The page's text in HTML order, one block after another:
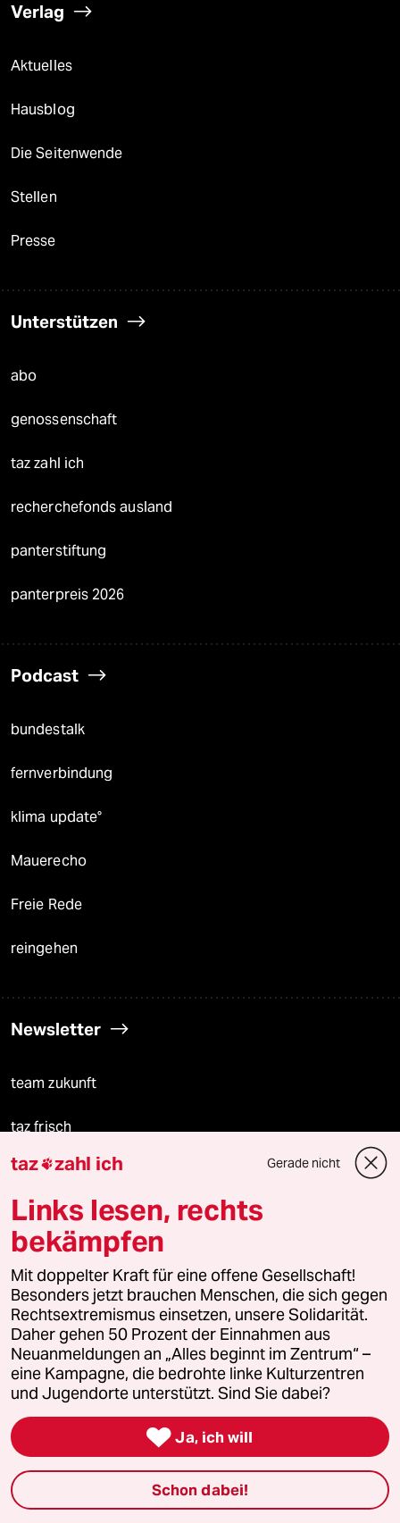
Verlag
Aktuelles
Hausblog
Die Seitenwende
Stellen
Presse
Unterstützen
abo
genossenschaft
taz zahl ich
recherchefonds ausland
panterstiftung
panterpreis 2026
Podcast
bundestalk
fernverbindung
klima update°
Mauerecho
Freie Rede
reingehen
Newsletter
team zukunft
taz frisch
taz zahl ich
taz lab Infobrief
Veranstaltungen
Demnächst
Vor Ort
Live im Stream
Vergangene
taz zahl ich Gerade nicht
Links lesen, rechts
bekämpfen
Mit doppelter Kraft für eine offene Gesellschaft!
Besonders jetzt brauchen Menschen, die sich gegen
Rechtsextremismus einsetzen, unsere Solidarität.
Daher gehen 50 Prozent der Einnahmen aus
Neuanmeldungen an „Alles beginnt im Zentrum“ –
eine Kampagne, die bedrohte linke Kulturzentren
und Jugendorte unterstützt. Sind Sie dabei?
 Ja, ich will
Schon dabei!